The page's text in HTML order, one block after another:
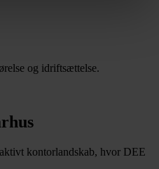
og idriftsættelse.
kontorlandskab, hvor DEE